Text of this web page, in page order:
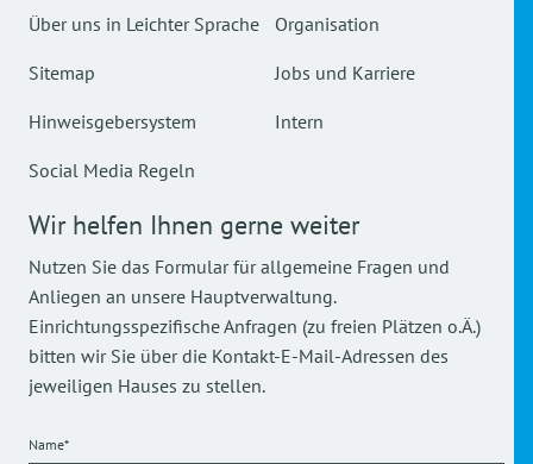
Über uns in Leichter Sprache
Sitemap
Hinweisgebersystem
Social Media Regeln
Organisation
Jobs und Karriere
Intern
Wir helfen Ihnen gerne weiter
Nutzen Sie das Formular für allgemeine Fragen und
Anliegen an unsere Hauptverwaltung.
Einrichtungsspezifische Anfragen (zu freien Plätzen o.Ä.)
bitten wir Sie über die Kontakt-E-Mail-Adressen des
jeweiligen Hauses zu stellen.
Name*